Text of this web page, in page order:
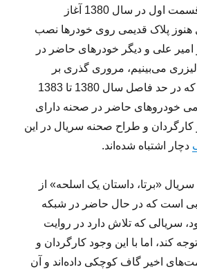
زیرنویس مندرج در قسمت اول در سال 1380 آغاز
پلاک قدیمی روی خودرها نصب
امیر علی و دیگر خودرهای حاضر در
می‌بینیم، مروری گذری بر
فیلم‌ها وسریال‌هایی که در حد فاصل سال 1380 تا 1383
خودروهای حاضر در صحنه دارای
کارگردان و طراح صحنه سریال در این
دچار اشتباه شده‌اند.
«برتا، داستان یک اسلحه» از
است که در حال حاضر در شبکه
سریالی که تلاش دارد در روایت
کند، اما با این وجود کارگردان و
اخیر گاف کوچکی داده‌اند و آن